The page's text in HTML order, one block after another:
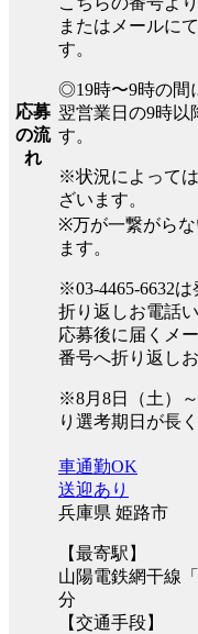
応募
の流
れ
またはメールに
す。
◎19時〜9時の間
翌営業日の9時以
す。
※状況によって
ざいます。
※万が一繋がらな
ます。
※03-4465-6632
折り返しお電話
応募後に届くメ
番号へ折り返し
※8月8日（土）
り選考期日が長
車通勤OK
送迎あり
兵庫県 姫路市
【最寄駅】
山陽電鉄網干線
分
【交通手段】